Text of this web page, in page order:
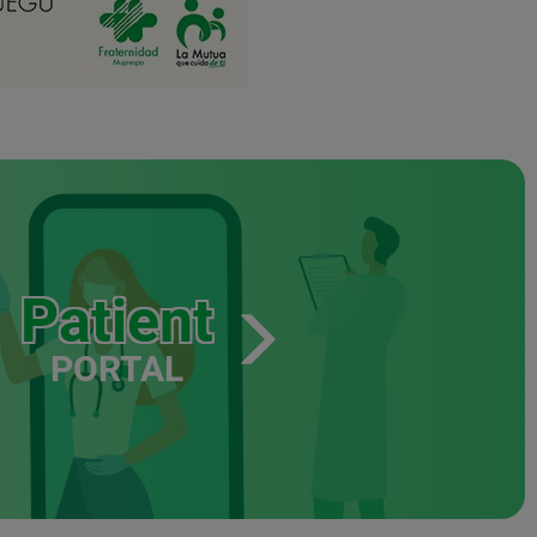
Patient
PORTAL